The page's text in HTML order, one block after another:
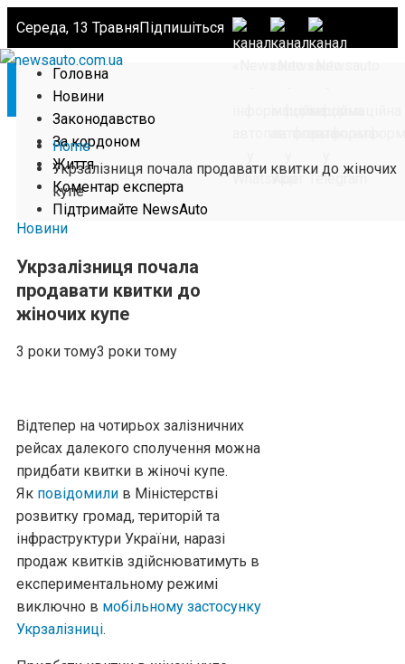
Середа, 13 ТравняПідпишіться
Головна
Новини
Законодавство
За кордоном
Життя
Коментар експерта
Підтримайте NewsAuto
Home
Укрзалізниця почала продавати квитки до жіночих
купе
Новини
Укрзалізниця почала
продавати квитки до
жіночих купе
3 роки тому3 роки тому
Відтепер на чотирьох залізничних
рейсах далекого сполучення можна
придбати квитки в жіночі купе.
Як повідомили в Міністерстві
розвитку громад, територій та
інфраструктури України, наразі
продаж квитків здійснюватимуть в
експериментальному режимі
виключно в мобільному застосунку
Укрзалізниці.